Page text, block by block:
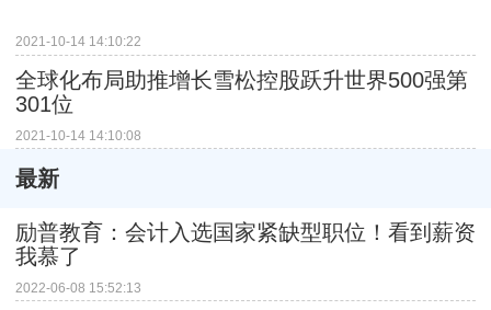
2021-10-14 14:10:22
全球化布局助推增长雪松控股跃升世界500强第
301位
2021-10-14 14:10:08
最新
励普教育：会计入选国家紧缺型职位！看到薪资
我慕了
2022-06-08 15:52:13